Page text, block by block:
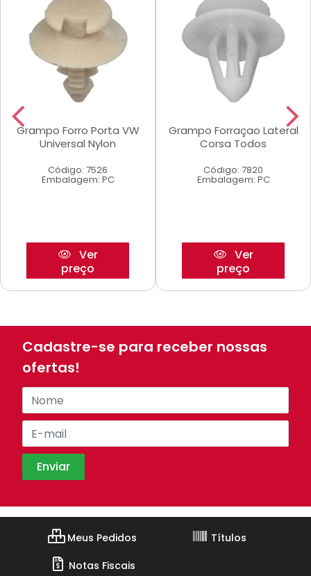
Grampo Forro Porta VW
Universal Nylon
Código: 7526
Embalagem: PC
Ver
preço
Grampo Forraçao Lateral
Corsa Todos
Código: 7820
Embalagem: PC
Ver
preço
Cadastre-se para receber nossas
ofertas!
Meus Pedidos
Títulos
Notas Fiscais